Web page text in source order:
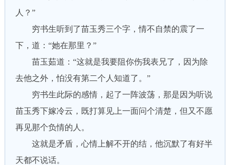
人？”
穷书生听到了苗玉秀三个字，情不自禁的震了一
下，道：“她在那里？”
苗玉茹道：“这就是我要阻你伤我表兄了，因为除
去他之外，怕没有第二个人知道了。”
穷书生此际的感情，起了一阵波荡，那是因为听说
苗玉秀下嫁冷云，既打算见上一面问个清楚，但又不愿
再见那个负情的人。
这就是矛盾，心情上解不开的结，他沉默了有好半
天都不说话。